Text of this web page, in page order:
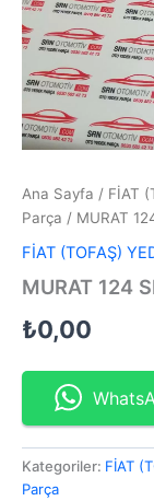
Ana Sayfa / FİAT
Parça / MURAT
FİAT (TOFAŞ)
MURAT 124
₺0,00
Kategoriler: FİAT
Parça